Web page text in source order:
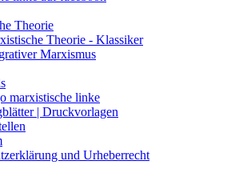
Theorie
Theorie - Klassiker
Marxismus
marxistische linke
| Druckvorlagen
und Urheberrecht